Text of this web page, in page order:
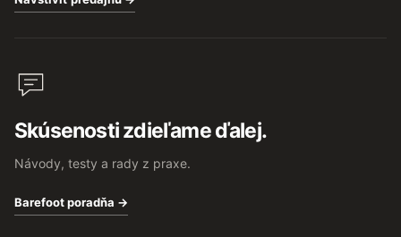
Skúsenosti zdieľame ďalej.
Návody, testy a rady z praxe.
Barefoot poradňa →